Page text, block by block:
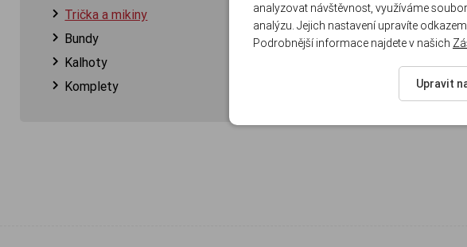
Trička a mikiny
Bundy
Kalhoty
Komplety
analyzovat návštěvnost, využíváme
analýzu. Jejich nastavení upravíte
Podrobnější informace najdete v našich
Upravit